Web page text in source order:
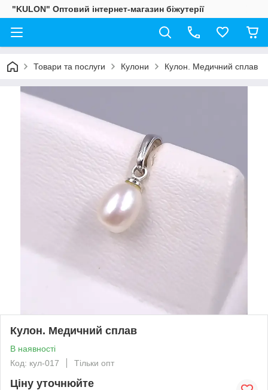
"KULON" Оптовий інтернет-магазин біжутерії
Товари та послуги Кулони Кулон. Медичний сплав
Кулон. Медичний сплав
В наявності
Код: кул-017
Тільки опт
Ціну уточнюйте